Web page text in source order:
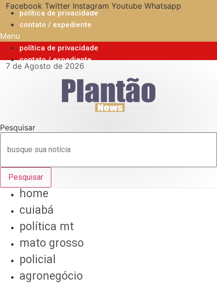
para
conteúdo
Facebook Twitter Instagram Youtube Whatsapp
política de privacidade
contato / expediente
Menu
política de privacidade
contato / expediente
7 de Agosto de 2026
Pesquisar
Pesquisar
home
cuiabá
política mt
mato grosso
policial
agronegócio